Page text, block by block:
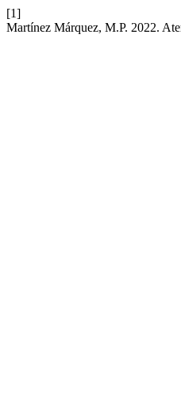
[1]
Martínez Márquez, M.P. 2022.